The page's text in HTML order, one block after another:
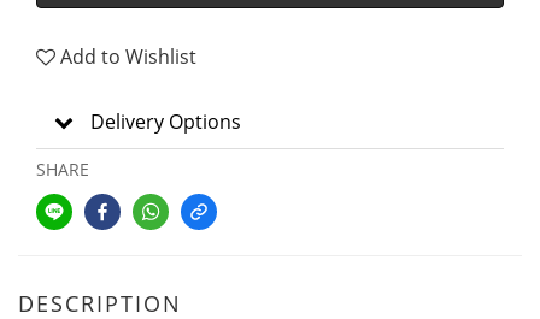
Add to Wishlist
Delivery Options
SHARE
DESCRIPTION